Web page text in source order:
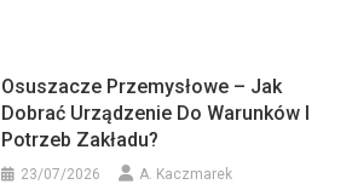
Osuszacze Przemysłowe – Jak
Dobrać Urządzenie Do Warunków I
Potrzeb Zakładu?
23/07/2026 A. Kaczmarek